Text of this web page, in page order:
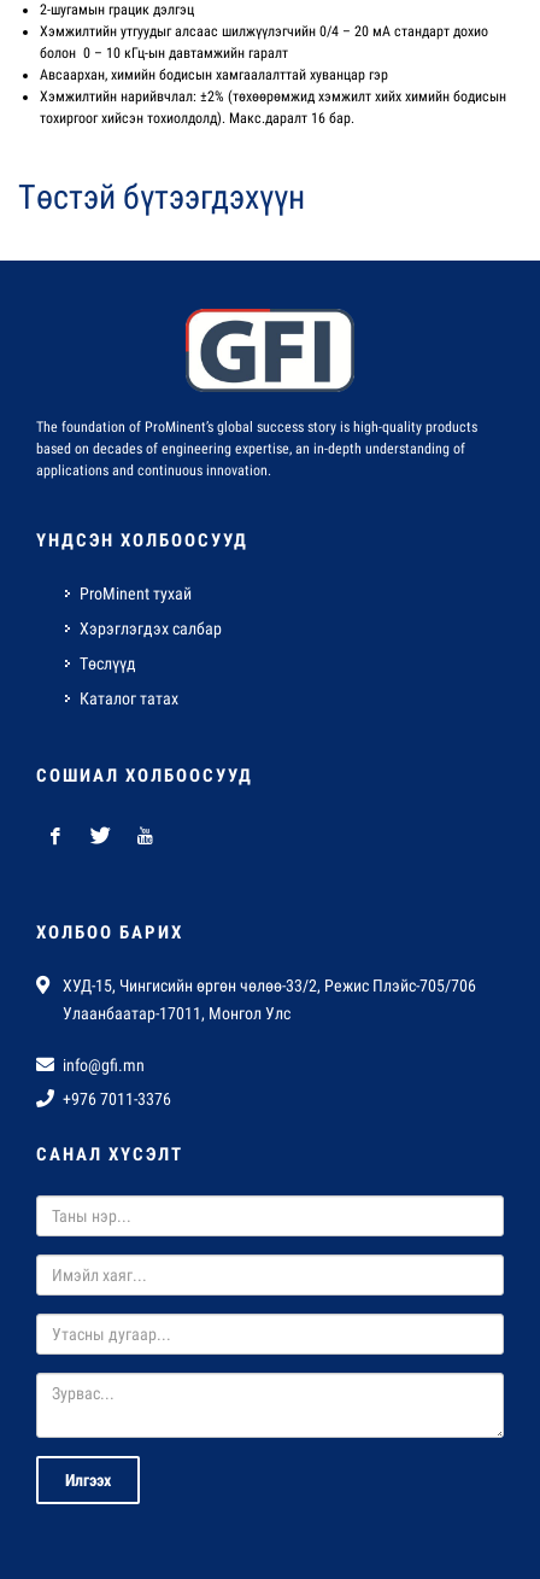
2-шугамын грацик дэлгэц
Хэмжилтийн утгуудыг алсаас шилжүүлэгчийн 0/4 – 20 мА стандарт дохио
болон 0 – 10 кГц-ын давтамжийн гаралт
Авсаархан, химийн бодисын хамгаалалттай хуванцар гэр
Хэмжилтийн нарийвчлал: ±2% (төхөөрөмжид хэмжилт хийх химийн бодисын
тохиргоог хийсэн тохиолдолд). Макс.даралт 16 бар.
Төстэй бүтээгдэхүүн
The foundation of ProMinent’s global success story is high-quality products
based on decades of engineering expertise, an in-depth understanding of
applications and continuous innovation.
ҮНДСЭН ХОЛБООСУУД
ProMinent тухай
Хэрэглэгдэх салбар
Төслүүд
Каталог татах
СОШИАЛ ХОЛБООСУУД
ХОЛБОО БАРИХ
ХУД-15, Чингисийн өргөн чөлөө-33/2, Режис Плэйс-705/706
Улаанбаатар-17011, Монгол Улс
info@gfi.mn
+976 7011-3376
САНАЛ ХҮСЭЛТ
Илгээх